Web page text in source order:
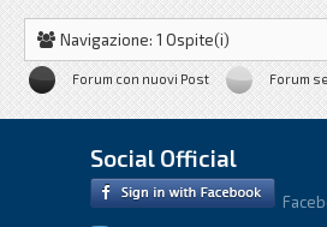
Navigazione: 1 Ospite(i)
Forum con nuovi Post Forum
Social Official